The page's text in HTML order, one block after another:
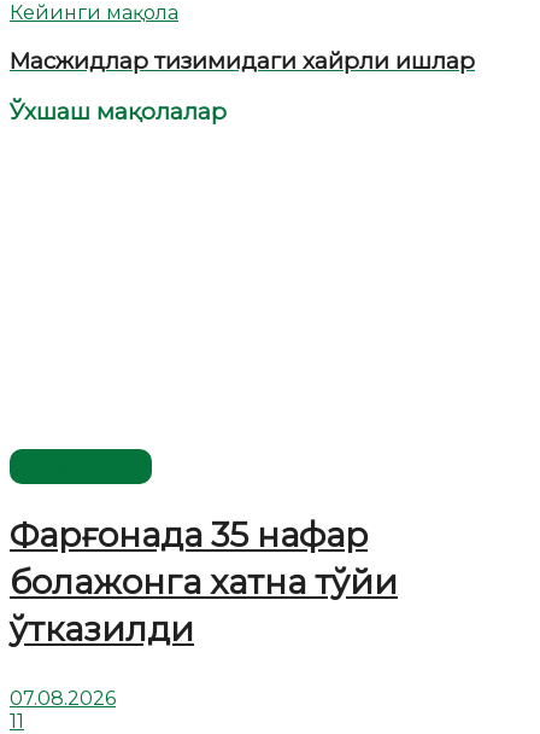
Кейинги мақола
Масжидлар тизимидаги хайрли ишлар
Ўхшаш мақолалар
Фарғонада 35 нафар
болажонга хатна тўйи
ўтказилди
07.08.2026
11